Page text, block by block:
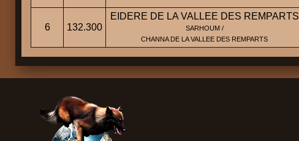
6 132.300
EIDERE DE LA VALLEE DES REMPARTS
SARHOUM /
CHANNA DE LA VALLEE DES REMPARTS